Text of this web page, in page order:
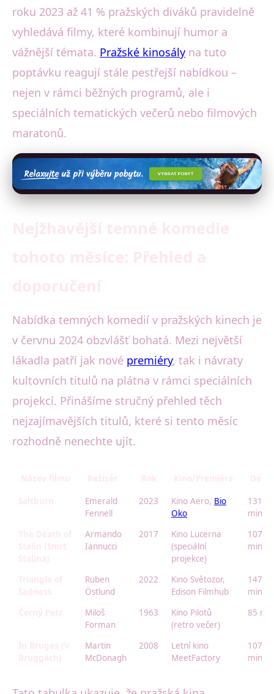
roku 2023 až 41 % pražských diváků pravidelně
vyhledává filmy, které kombinují humor a
vážnější témata. Pražské kinosály na tuto
poptávku reagují stále pestřejší nabídkou –
nejen v rámci běžných programů, ale i
speciálních tematických večerů nebo filmových
maratonů.
Nabídka temných komedií v pražských kinech je
v červnu 2024 obzvlášť bohatá. Mezi největší
lákadla patří jak nové premiéry, tak i návraty
kultovních titulů na plátna v rámci speciálních
projekcí. Přinášíme stručný přehled těch
nejzajímavějších titulů, které si tento měsíc
rozhodně nenechte ujít.
Emerald
Fennell
2023 Kino Aero, Bio
Oko
131
min
Armando
Iannucci
2017
Kino Lucerna
(speciální
projekce)
107
min
Ruben
Östlund
2022
Kino Světozor,
Edison Filmhub
147
min
Miloš
Forman
1963
Kino Pilotů
(retro večer)
85 min
Martin
McDonagh
2008
Letní kino
MeetFactory
107
min